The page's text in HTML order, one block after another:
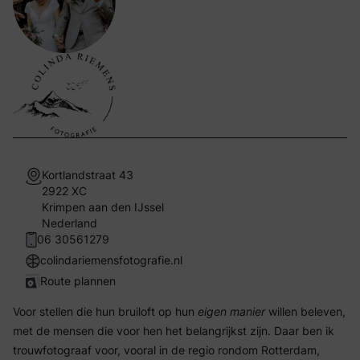
Kortlandstraat 43
2922 XC
Krimpen aan den IJssel
Nederland
06 30561279
colindariemensfotografie.nl
Route plannen
Voor stellen die hun bruiloft op hun eigen manierwillen beleven,
met de mensen die voor hen het belangrijkst zijn. Daar ben ik
trouwfotograaf voor, vooral in de regio rondom Rotterdam,